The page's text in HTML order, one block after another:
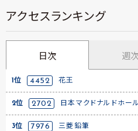
アクセスランキング
日次 週
1位 4452 花王
2位 2702 日本マクドナルドホー
3位 7976 三菱鉛筆